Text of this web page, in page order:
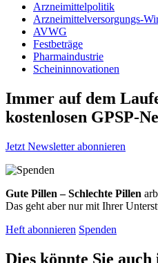
Arzneimittelpolitik
Arzneimittelversorgungs-
AVWG
Festbeträge
Pharmaindustrie
Scheininnovationen
Immer auf dem
kostenlosen GPSP-
Jetzt Newsletter abonnieren
Gute Pillen – Schlechte Pillen
Das geht aber nur mit Ihrer
Heft abonnieren Spenden
Dies könnte Sie